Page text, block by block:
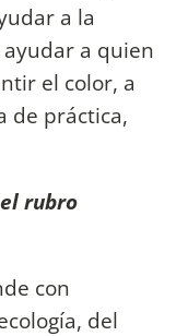
a la
a quien
el color, a
de práctica,
rubro
con
del